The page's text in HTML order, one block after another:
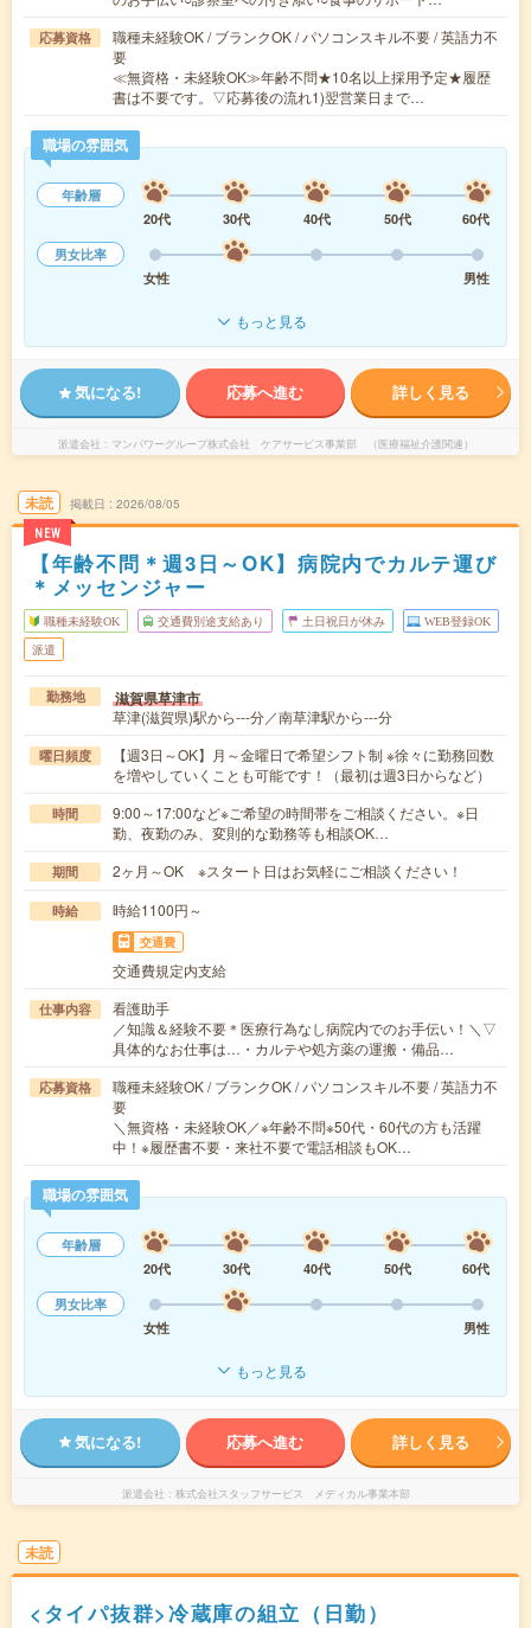
応募資格
職種未経験OK / ブランクOK / パソコンスキル不要 / 英語力不
要
≪無資格・未経験OK≫年齢不問★10名以上採用予定★履歴
書は不要です。▽応募後の流れ1)翌営業日まで…
職場の雰囲気
年齢層
20代
30代 40代 50代
60代
男女比率
女性
男性
もっと見る
気になる! 応募へ進む 詳しく見る
派遣会社 マンパワーグループ株式会社 ケアサービス事業部 （医療福祉介護関連）
未読
NEW
掲載日 2026/08/05
【年齢不問＊週3日～OK】病院内でカルテ運び
＊メッセンジャー
職種未経験OK 交通費別途支給あり 土日祝日が休み WEB登録OK
派遣
勤務地 滋賀県草津市
草津(滋賀県)駅から---分／南草津駅から---分
曜日頻度
【週3日～OK】月～金曜日で希望シフト制 ※徐々に勤務回数
を増やしていくことも可能です！（最初は週3日からなど）
時間
9:00～17:00など※ご希望の時間帯をご相談ください。※日
勤、夜勤のみ、変則的な勤務等も相談OK…
期間 2ヶ月～OK ※スタート日はお気軽にご相談ください！
時給 時給1100円～
交通費
交通費規定内支給
仕事内容
看護助手
／知識＆経験不要＊医療行為なし病院内でのお手伝い！＼▽
具体的なお仕事は…・カルテや処方薬の運搬・備品…
応募資格
職種未経験OK / ブランクOK / パソコンスキル不要 / 英語力不
要
＼無資格・未経験OK／※年齢不問※50代・60代の方も活躍
中！※履歴書不要・来社不要で電話相談もOK…
職場の雰囲気
年齢層
20代
30代 40代 50代
60代
男女比率
女性
男性
もっと見る
気になる! 応募へ進む 詳しく見る
派遣会社 株式会社スタッフサービス メディカル事業本部
未読
<タイパ抜群>冷蔵庫の組立（日勤）